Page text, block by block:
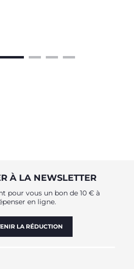
À LA NEWSLETTER
pour vous un bon de 10 € à
en ligne.
LA RÉDUCTION